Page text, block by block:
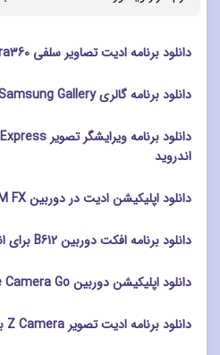
دانلود برنامه ادیت تصاویر سلفی Camera360 برای اندروید
دانلود برنامه گالری Samsung Gallery برای اندروید
اندروید
دانلود اپلیکیشن ادیت در دوربین Camera ZOOM FX برای اندروید
دانلود برنامه افکت دوربین B612 برای اندروید
دانلود اپلیکیشن دوربین Google Camera Go برای اندروید
دانلود برنامه ادیت تصویر Z Camera برای اندروید